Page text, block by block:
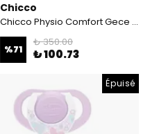
Chicco
Chicco Physio Comfort Gece Parlayan 2'li (16-36 Ay) - Erkek
%71
₺ 350.00
₺ 100.73
Épuisé